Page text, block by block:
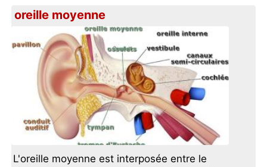
oreille moyenne
L'oreille moyenne est interposée entre le